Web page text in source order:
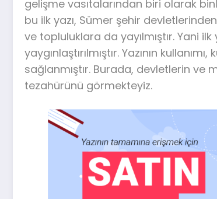
gelişme vasıtalarından biri olarak
bu ilk yazı, Sümer şehir
ve topluluklara da yayılmıştır. Yani
yaygınlaştırılmıştır. Yazının
sağlanmıştır. Burada, devletlerin ve
tezahürünü görmekteyiz.